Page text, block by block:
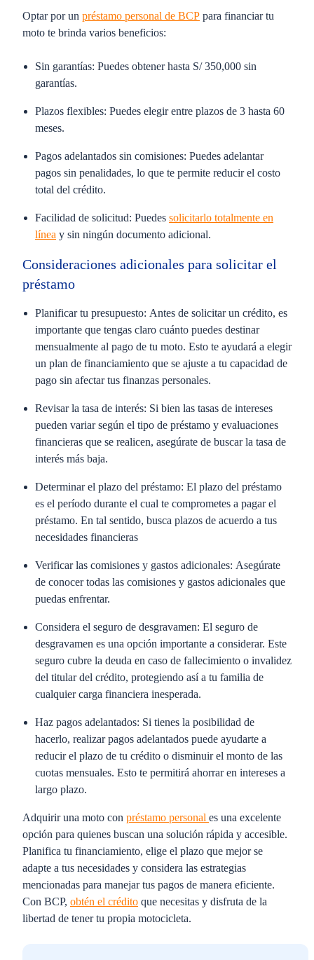
Optar por un préstamo personal de BCP para financiar tu
moto te brinda varios beneficios:
Sin garantías: Puedes obtener hasta S/ 350,000 sin
garantías.
Plazos flexibles: Puedes elegir entre plazos de 3 hasta 60
meses.
Pagos adelantados sin comisiones: Puedes adelantar
pagos sin penalidades, lo que te permite reducir el costo
total del crédito.
Facilidad de solicitud: Puedes solicitarlo totalmente en
línea y sin ningún documento adicional.
Consideraciones adicionales para solicitar el
préstamo
Planificar tu presupuesto: Antes de solicitar un crédito, es
importante que tengas claro cuánto puedes destinar
mensualmente al pago de tu moto. Esto te ayudará a elegir
un plan de financiamiento que se ajuste a tu capacidad de
pago sin afectar tus finanzas personales.
Revisar la tasa de interés: Si bien las tasas de intereses
pueden variar según el tipo de préstamo y evaluaciones
financieras que se realicen, asegúrate de buscar la tasa de
interés más baja.
Determinar el plazo del préstamo: El plazo del préstamo
es el período durante el cual te comprometes a pagar el
préstamo. En tal sentido, busca plazos de acuerdo a tus
necesidades financieras
Verificar las comisiones y gastos adicionales: Asegúrate
de conocer todas las comisiones y gastos adicionales que
puedas enfrentar.
Considera el seguro de desgravamen: El seguro de
desgravamen es una opción importante a considerar. Este
seguro cubre la deuda en caso de fallecimiento o invalidez
del titular del crédito, protegiendo así a tu familia de
cualquier carga financiera inesperada.
Haz pagos adelantados: Si tienes la posibilidad de
hacerlo, realizar pagos adelantados puede ayudarte a
reducir el plazo de tu crédito o disminuir el monto de las
cuotas mensuales. Esto te permitirá ahorrar en intereses a
largo plazo.
Adquirir una moto con préstamo personal es una excelente
opción para quienes buscan una solución rápida y accesible.
Planifica tu financiamiento, elige el plazo que mejor se
adapte a tus necesidades y considera las estrategias
mencionadas para manejar tus pagos de manera eficiente.
Con BCP, obtén el crédito que necesitas y disfruta de la
libertad de tener tu propia motocicleta.